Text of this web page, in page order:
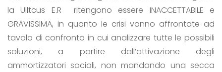
la UIltcus E.R ritengono essere INACCETTABILE e
GRAVISSIMA, in quanto le crisi vanno affrontate ad
tavolo di confronto in cui analizzare tutte le possibili
soluzioni, a partire dall’attivazione degli
ammortizzatori sociali, non mandando una secca